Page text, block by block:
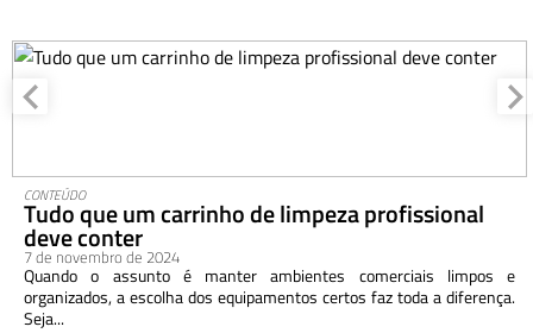
CONTEÚDO
Tudo que um carrinho de limpeza profissional
deve conter
7 de novembro de 2024
Quando o assunto é manter ambientes comerciais limpos e
organizados, a escolha dos equipamentos certos faz toda a diferença.
Seja...